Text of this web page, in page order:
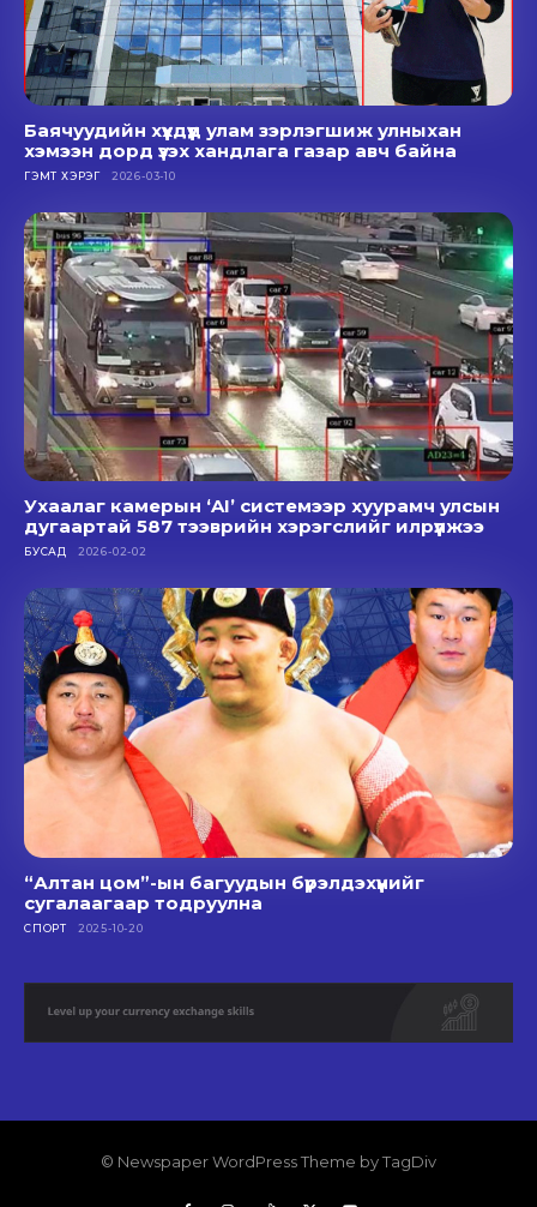
Баячуудийн хүүхдүүд улам зэрлэгшиж улныхан
хэмээн дорд үзэх хандлага газар авч байна
ГЭМТ ХЭРЭГ 2026-03-10
Ухаалаг камерын ‘AI’ системээр хуурамч улсын
дугаартай 587 тээврийн хэрэгслийг илрүүлжээ
БУСАД 2026-02-02
“Алтан цом”-ын багуудын бүрэлдэхүүнийг
сугалаагаар тодруулна
СПОРТ 2025-10-20
© Newspaper WordPress Theme by TagDiv